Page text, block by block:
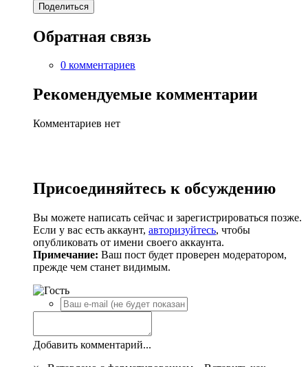
Поделиться
Обратная связь
0 комментариев
Рекомендуемые комментарии
Комментариев нет
Присоединяйтесь к обсуждению
Вы можете написать сейчас и зарегистрироваться позже.
Если у вас есть аккаунт, авторизуйтесь, чтобы
опубликовать от имени своего аккаунта.
Примечание: Ваш пост будет проверен модератором,
прежде чем станет видимым.
Добавить комментарий...